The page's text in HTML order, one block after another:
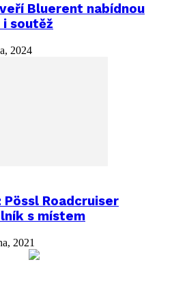
Bluerent nabídnou
i soutěž
2024
Pössl Roadcruiser
s místem
2021